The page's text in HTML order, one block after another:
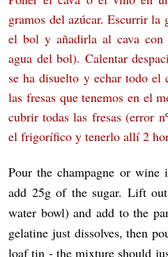
gramos del azúcar. Escurrir la
el bol y añadirla al cava
agua del bol). Calentar
se ha disuelto y echar todo el
las fresas que tenemos en el
cubrir todas las fresas (error
el frigorífico y tenerlo allí 2
Pour the champagne or wine
add 25g of the sugar. Lift
water bowl) and add to the
gelatine just dissolves, then
loaf tin - the mixture should